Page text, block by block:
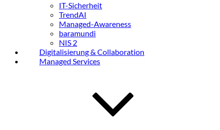
IT-Sicherheit
TrendAI
Managed-Awareness
baramundi
NIS 2
Digitalisierung & Collaboration
Managed Services